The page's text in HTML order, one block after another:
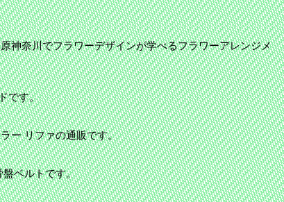
神奈川でフラワーデザインが学べるフラワーアレンジメ
です。
ー リファの通販です。
ベルトです。